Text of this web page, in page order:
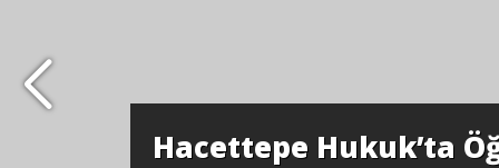
Hacettepe Hukuk’ta